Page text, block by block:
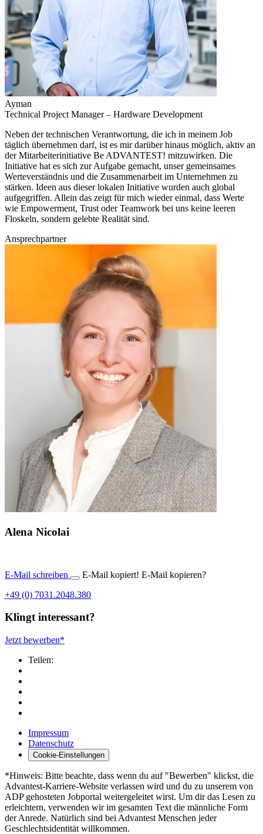
Ayman
Technical Project Manager – Hardware Development
Neben der technischen Verantwortung, die ich in meinem Job
täglich übernehmen darf, ist es mir darüber hinaus möglich, aktiv an
der Mitarbeiterinitiative Be ADVANTEST! mitzuwirken. Die
Initiative hat es sich zur Aufgabe gemacht, unser gemeinsames
Werteverständnis und die Zusammenarbeit im Unternehmen zu
stärken. Ideen aus dieser lokalen Initiative wurden auch global
aufgegriffen. Allein das zeigt für mich wieder einmal, dass Werte
wie Empowerment, Trust oder Teamwork bei uns keine leeren
Floskeln, sondern gelebte Realität sind.
Ansprechpartner
Alena Nicolai
E-Mail schreiben E-Mail kopiert! E-Mail kopieren?
+49 (0) 7031.2048.380
Klingt interessant?
Jetzt bewerben*
Teilen:
Impressum
Datenschutz
Cookie-Einstellungen
*Hinweis: Bitte beachte, dass wenn du auf "Bewerben" klickst, die
Advantest-Karriere-Website verlassen wird und du zu unserem von
ADP gehosteten Jobportal weitergeleitet wirst. Um dir das Lesen zu
erleichtern, verwenden wir im gesamten Text die männliche Form
der Anrede. Natürlich sind bei Advantest Menschen jeder
Geschlechtsidentität willkommen.